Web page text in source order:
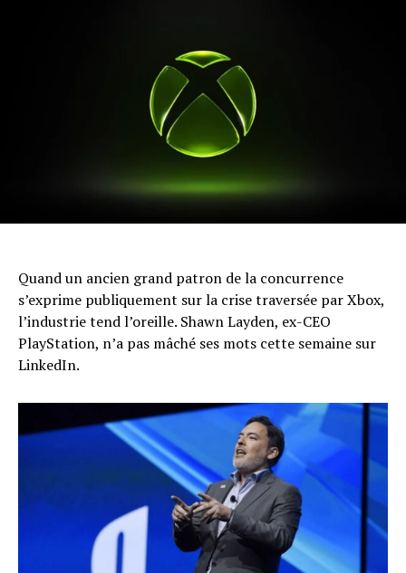
Quand un ancien grand patron de la concurrence
s’exprime publiquement sur la crise traversée par Xbox,
l’industrie tend l’oreille. Shawn Layden, ex-CEO
PlayStation, n’a pas mâché ses mots cette semaine sur
LinkedIn.